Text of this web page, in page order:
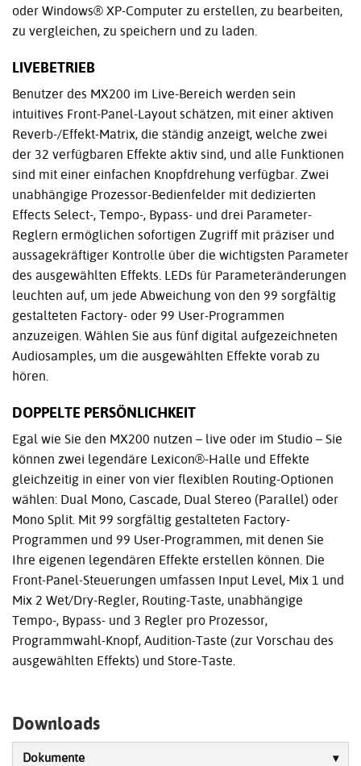
oder Windows® XP-Computer zu erstellen, zu bearbeiten,
zu vergleichen, zu speichern und zu laden.
LIVEBETRIEB
Benutzer des MX200 im Live-Bereich werden sein
intuitives Front-Panel-Layout schätzen, mit einer aktiven
Reverb-/Effekt-Matrix, die ständig anzeigt, welche zwei
der 32 verfügbaren Effekte aktiv sind, und alle Funktionen
sind mit einer einfachen Knopfdrehung verfügbar. Zwei
unabhängige Prozessor-Bedienfelder mit dedizierten
Effects Select-, Tempo-, Bypass- und drei Parameter-
Reglern ermöglichen sofortigen Zugriff mit präziser und
aussagekräftiger Kontrolle über die wichtigsten Parameter
des ausgewählten Effekts. LEDs für Parameteränderungen
leuchten auf, um jede Abweichung von den 99 sorgfältig
gestalteten Factory- oder 99 User-Programmen
anzuzeigen. Wählen Sie aus fünf digital aufgezeichneten
Audiosamples, um die ausgewählten Effekte vorab zu
hören.
DOPPELTE PERSÖNLICHKEIT
Egal wie Sie den MX200 nutzen – live oder im Studio – Sie
können zwei legendäre Lexicon®-Halle und Effekte
gleichzeitig in einer von vier flexiblen Routing-Optionen
wählen: Dual Mono, Cascade, Dual Stereo (Parallel) oder
Mono Split. Mit 99 sorgfältig gestalteten Factory-
Programmen und 99 User-Programmen, mit denen Sie
Ihre eigenen legendären Effekte erstellen können. Die
Front-Panel-Steuerungen umfassen Input Level, Mix 1 und
Mix 2 Wet/Dry-Regler, Routing-Taste, unabhängige
Tempo-, Bypass- und 3 Regler pro Prozessor,
Programmwahl-Knopf, Audition-Taste (zur Vorschau des
ausgewählten Effekts) und Store-Taste.
Downloads
Dokumente